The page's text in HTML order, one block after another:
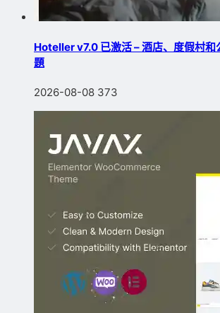
Hoteller v7.0 已激活 – 酒店、度假村
題
2026-08-08 373